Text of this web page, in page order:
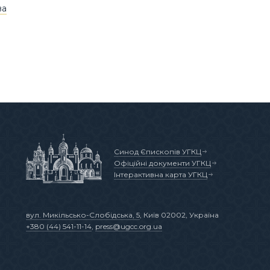
вул. Микільсько-Слобідська, 5 , Київ 02002, Україна
+380 (44) 541-11-14 press@ugcc.org.ua
Синод Єпископів УГКЦ
Офіційні документи УГКЦ
Інтерактивна карта УГКЦ